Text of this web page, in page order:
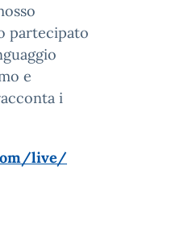
partecipato
e
i
live/